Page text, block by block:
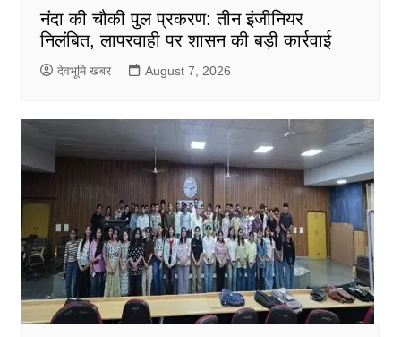
नंदा की चौकी पुल प्रकरण: तीन इंजीनियर
निलंबित, लापरवाही पर शासन की बड़ी कार्रवाई
देवभूमि खबर August 7, 2026